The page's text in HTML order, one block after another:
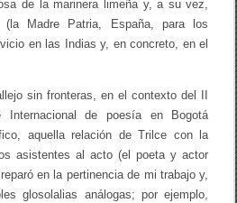
de la marinera limeña y, a su vez,
(la Madre Patria, España, para los
en las Indias y, en concreto, en el
sin fronteras, en el contexto del II
Internacional de poesía en Bogotá
aquella relación de Trilce con la
asistentes al acto (el poeta y actor
en la pertinencia de mi trabajo y,
glosolalias análogas; por ejemplo,